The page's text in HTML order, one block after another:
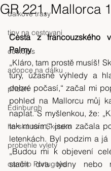
dalkove trasy
tipy na cestovani
cestopis
adopce na dálku
příběh
Edinburgh
horská túra Skotsko
probehle vylety
camino Portugues
GR 221, Mallorca
Cesta z francouzského
Palmy
„Kláro, tam prostě musíš!
túry, úžasné výhledy a
dobré počasí,“ začal mi
pohled na Mallorcu můj
naplat. S myšlenkou, že:
tak musím,“ jsem začala
letenkách. Byl podzim a já
„Budou mi k objevení
stačit dva týdny nebo